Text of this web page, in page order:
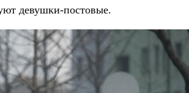
девушки-постовые.